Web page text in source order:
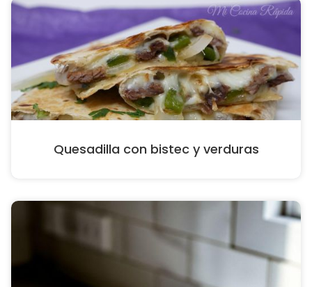
Quesadilla con bistec y verduras